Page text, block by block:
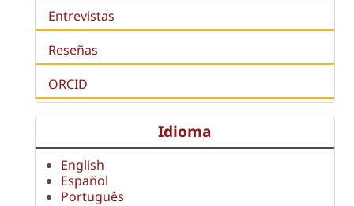
Entrevistas
Reseñas
ORCID
Idioma
English
Español
Português